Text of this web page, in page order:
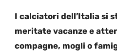
I calciatori dell’Italia si
meritate vacanze e
compagne, mogli o